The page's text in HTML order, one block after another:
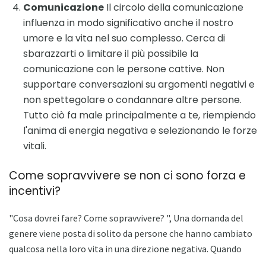
Comunicazione Il circolo della comunicazione
influenza in modo significativo anche il nostro
umore e la vita nel suo complesso. Cerca di
sbarazzarti o limitare il più possibile la
comunicazione con le persone cattive. Non
supportare conversazioni su argomenti negativi e
non spettegolare o condannare altre persone.
Tutto ciò fa male principalmente a te, riempiendo
l'anima di energia negativa e selezionando le forze
vitali.
Come sopravvivere se non ci sono forza e
incentivi?
"Cosa dovrei fare? Come sopravvivere? ", Una domanda del
genere viene posta di solito da persone che hanno cambiato
qualcosa nella loro vita in una direzione negativa. Quando